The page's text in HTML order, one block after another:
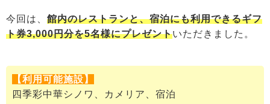
今回は、 館内のレストランと、宿泊にも利用できるギフ
ト券3,000円分を5名様にプレゼントいただきました。
【利用可能施設】
四季彩中華シノワ、カメリア、宿泊